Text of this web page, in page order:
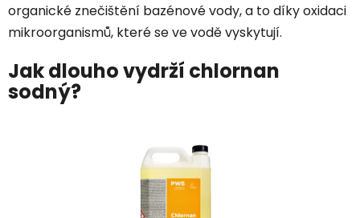
organické znečištění bazénové vody, a to díky oxidaci
mikroorganismů, které se ve vodě vyskytují.
Jak dlouho vydrží chlornan
sodný?